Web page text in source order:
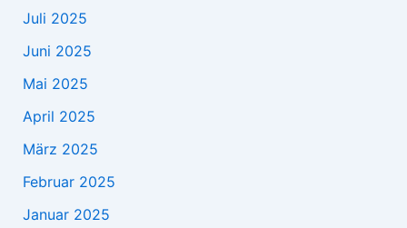
Juli 2025
Juni 2025
Mai 2025
April 2025
März 2025
Februar 2025
Januar 2025